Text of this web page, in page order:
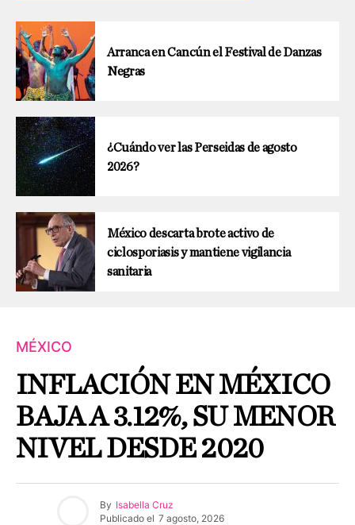
Arranca en Cancún el Festival de Danzas
Negras
¿Cuándo ver las Perseidas de agosto
2026?
México descarta brote activo de
ciclosporiasis y mantiene vigilancia
sanitaria
MÉXICO
INFLACIÓN EN MÉXICO
BAJA A 3.12%, SU MENOR
NIVEL DESDE 2020
By Isabella Cruz
Publicado el 7 agosto, 2026